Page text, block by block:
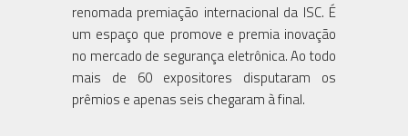
renomada premiação internacional da ISC. É
um espaço que promove e premia inovação
no mercado de segurança eletrônica. Ao todo
mais de 60 expositores disputaram os
prêmios e apenas seis chegaram à final.